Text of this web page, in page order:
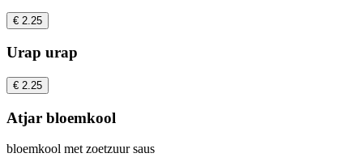
€ 2.25
Urap urap
€ 2.25
Atjar bloemkool
bloemkool met zoetzuur saus